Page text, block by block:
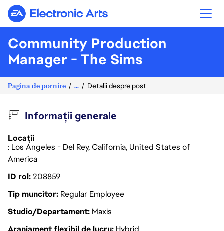
Electronic Arts
Community Production
Manager - The Sims
Pagina de pornire ... Detalii despre post
Informații generale
Locații
: Los Angeles - Del Rey, California, United States of
America
ID rol208859
Tip muncitor Regular Employee
Studio/Departament Maxis